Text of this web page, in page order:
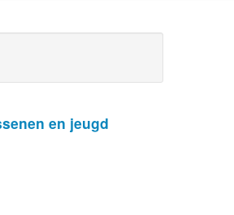
en jeugd